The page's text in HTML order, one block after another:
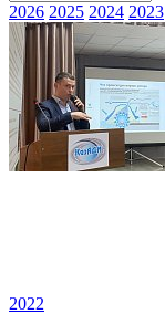
2026 2025 2024 2023
2022